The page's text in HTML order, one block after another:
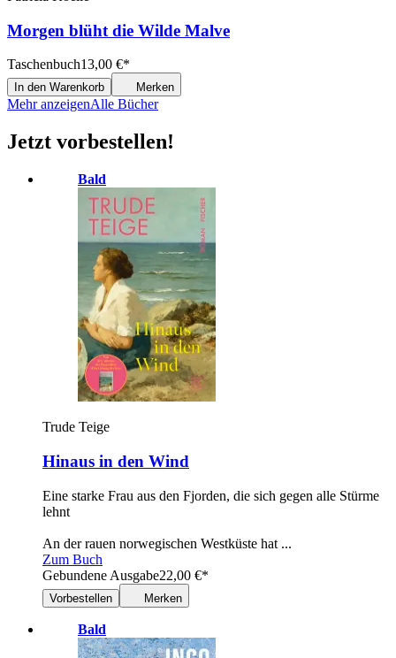
Morgen blüht die Wilde Malve
Taschenbuch13,00 €*
In den Warenkorb Merken
Mehr anzeigenAlle Bücher
Jetzt vorbestellen!
Bald
Trude Teige
Hinaus in den Wind
Eine starke Frau aus den Fjorden, die sich gegen alle Stürme
lehnt
An der rauen norwegischen Westküste hat ...
Zum Buch
Gebundene Ausgabe22,00 €*
Vorbestellen Merken
Bald